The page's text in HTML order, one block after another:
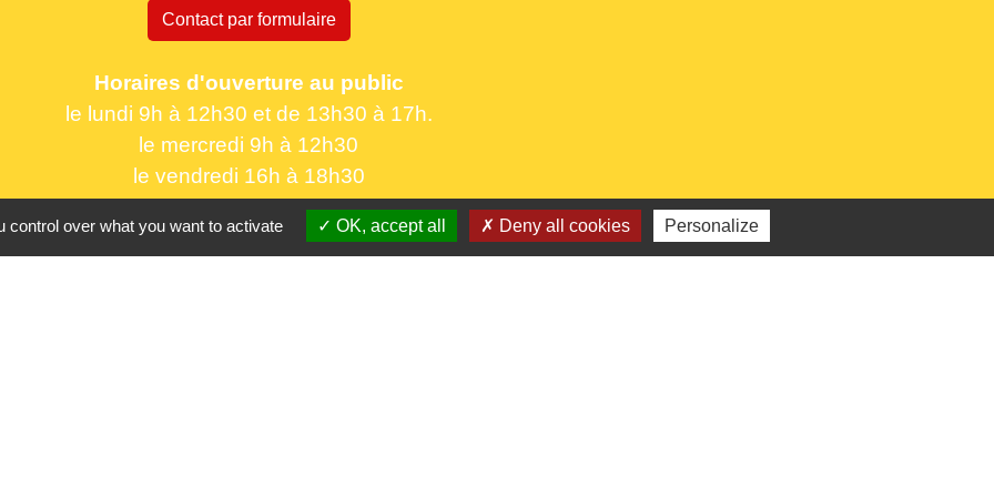
Contact par formulaire
Horaires d'ouverture au public
le lundi 9h à 12h30 et de 13h30 à 17h.
le mercredi 9h à 12h30
le vendredi 16h à 18h30
over what you want to activate OK, accept all Deny all cookies Personalize